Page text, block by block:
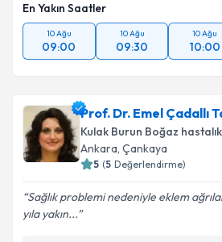
En Yakın Saatler
10 Ağu
09:00
10 Ağu
09:30
10 Ağu
10:00
Prof. Dr. Emel Çadallı
Kulak Burun Boğaz
Ankara, Çankaya
5 (5 Değerlendirme)
Sağlık problemi nedeniyle eklem
yıla yakın...